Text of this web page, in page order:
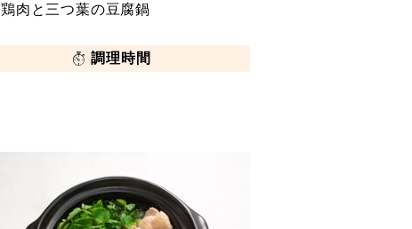
鶏肉と三つ葉の豆腐鍋
調理時間